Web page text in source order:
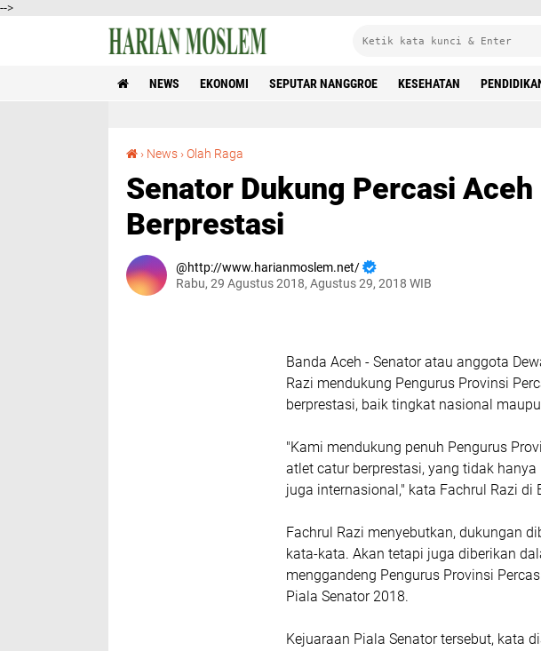
-->
NEWS EKONOMI SEPUTAR NANGGROE KESEHATAN
› News ›Olah Raga
Senator Dukung Percasi
Berprestasi
http://www.harianmoslem.net/
Rabu, 29 Agustus 2018, Agustus 29, 2018 WIB
Banda Aceh - Senator atau anggota
Razi mendukung Pengurus Provinsi
berprestasi, baik tingkat nasional
"Kami mendukung penuh Pengurus
atlet catur berprestasi, yang tidak
juga internasional," kata Fachrul Razi di
Fachrul Razi menyebutkan, dukungan
kata-kata. Akan tetapi juga diberikan
menggandeng Pengurus Provinsi
Piala Senator 2018.
Kejuaraan Piala Senator tersebut, kata